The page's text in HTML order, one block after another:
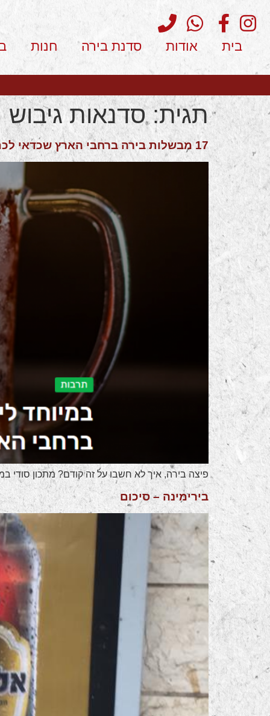
בית אודות סדנת בירה חנות
תגית:סדנאות גיבוש
17 מבשלות בירה ברחבי הארץ שכדאי לכם לבקר בהן
פיצה בירה, איך לא חשבו על זה קודם? מתכון סודי
בירימינה – סיכום